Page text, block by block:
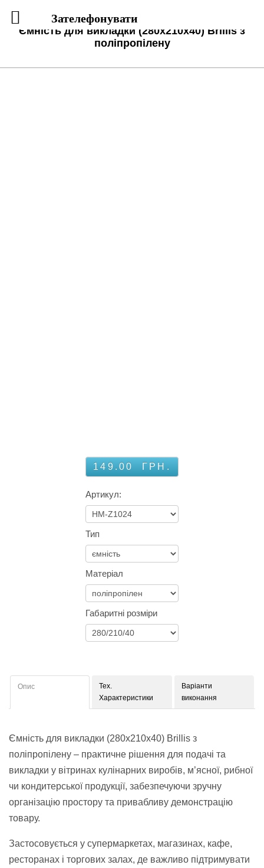
Ємність для викладки (280x210x40) Brillis з
поліпропілену
149.00 ГРН.
Артикул:
Тип
Матеріал
Габаритні розміри
Опис
Тех.
Характеристики
Варіанти
виконання
Ємність для викладки (280x210x40) Brillis з
поліпропілену – практичне рішення для подачі та
викладки у вітринах кулінарних виробів, м’ясної, рибної
чи кондитерської продукції, забезпечуючи зручну
організацію простору та привабливу демонстрацію
товару.
Застосовується у супермаркетах, магазинах, кафе,
ресторанах і торгових залах, де важливо підтримувати
Зателефонувати